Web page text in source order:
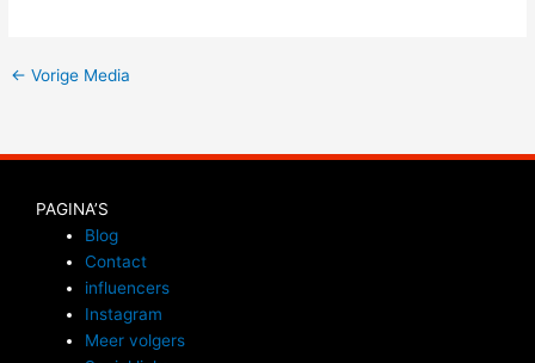
← Vorige Media
PAGINA’S
Blog
Contact
influencers
Instagram
Meer volgers